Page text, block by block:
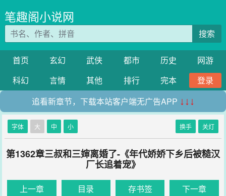
笔趣阁小说网
搜索
首页 玄幻 武侠 都市 历史
网游
科幻
言情 其他 排行 完本
登录
追看新章节，下载本站客户端无广告APP ↓↓↓
字体 大 中 小 换手 关灯
第1362章三叔和三婶离婚了-《年代娇娇下乡后被糙汉
厂长追着宠》
上一章 目录 存书签 下一章